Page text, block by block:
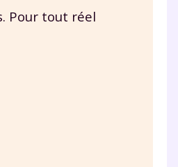
Pour tout réel